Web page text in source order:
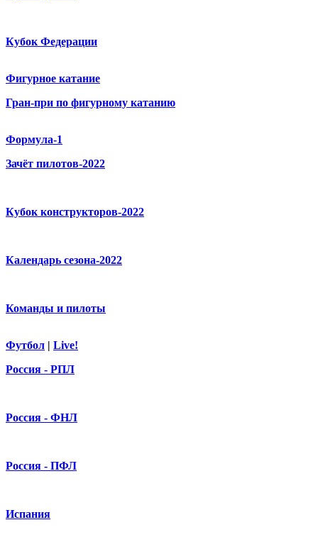
Кубок Федерации
Фигурное катание
Гран-при по фигурному катанию
Формула-1
Зачёт пилотов-2022
Кубок конструкторов-2022
Календарь сезона-2022
Команды и пилоты
Футбол | Live!
Россия - РПЛ
Россия - ФНЛ
Россия - ПФЛ
Испания